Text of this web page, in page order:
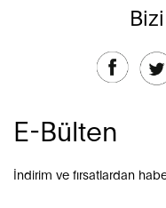
E-Bülten
İndirim ve fırsatlardan